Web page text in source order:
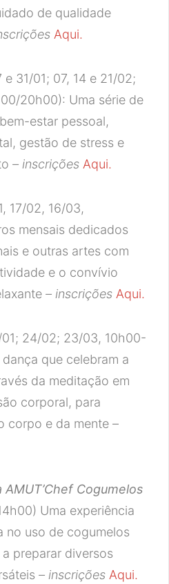
de qualidade
Aqui.
e 31/01; 07, 14 e 21/02;
20h00): Uma série de
estar pessoal,
gestão de stress e
– inscrições Aqui.
17/02, 16/03,
mensais dedicados
e outras artes com
e o convívio
– inscrições Aqui.
01; 24/02; 23/03, 10h00-
que celebram a
da meditação em
corporal, para
corpo e da mente –
Cogumelos
Uma experiência
no uso de cogumelos
preparar diversos
– inscrições Aqui.